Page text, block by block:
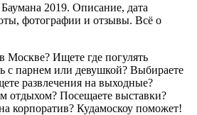
2019. Описание, дата
фотографии и отзывы. Всё о
Москве? Ищете где погулять
с парнем или девушкой? Выбираете
развлечения на выходные?
отдыхом? Посещаете выставки?
корпоратив? Кудамоскоу поможет!